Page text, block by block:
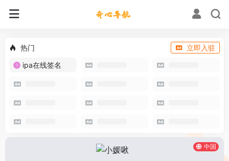
热门
立即入驻
ipa在线签名
中国